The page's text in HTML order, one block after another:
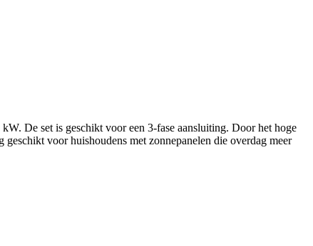
De set is geschikt voor een 3-fase aansluiting. Door het hoge
voor huishoudens met zonnepanelen die overdag meer